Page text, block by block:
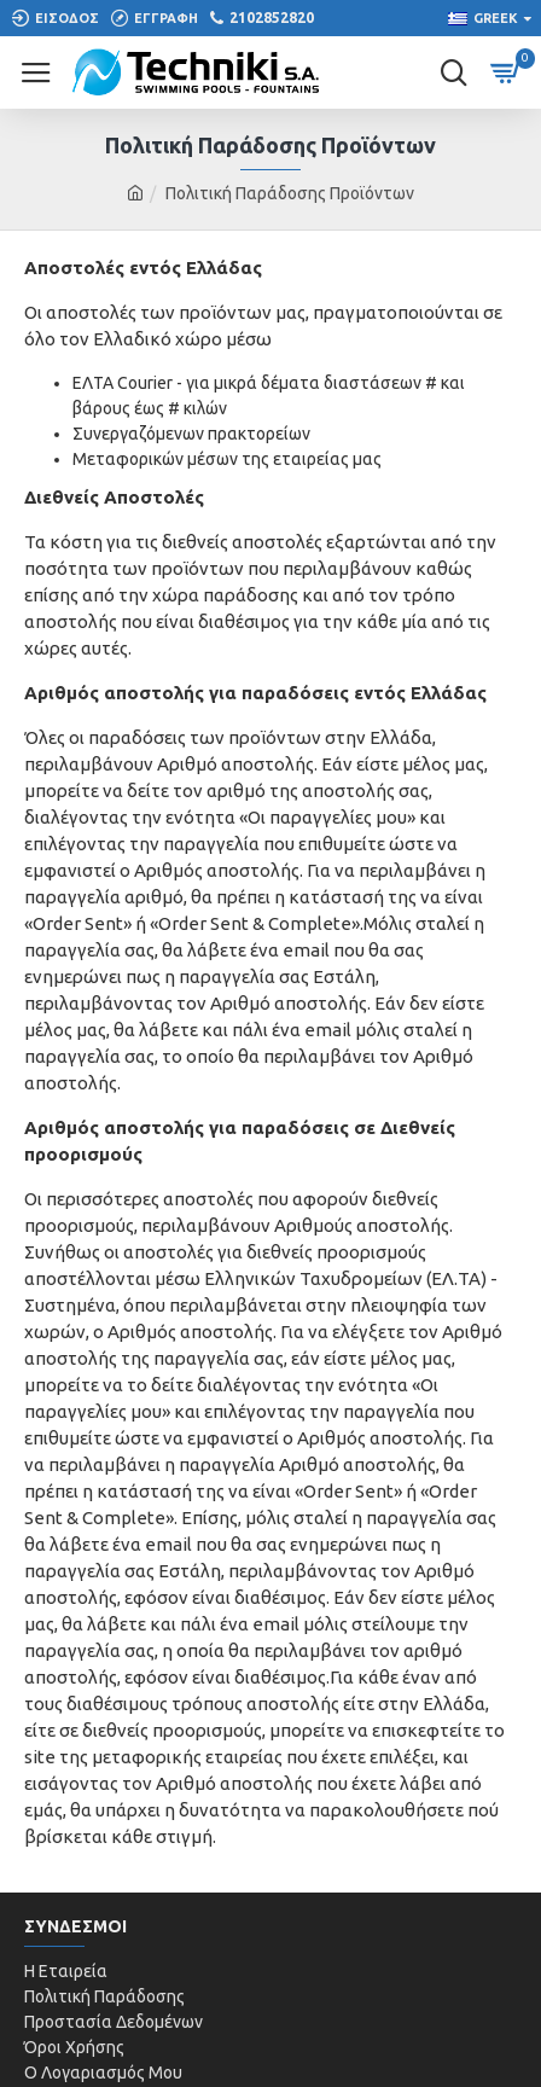
ΕΙΣΟΔΟΣ ΕΓΓΡΑΦΗ 2102852820 GREEK
0
Πολιτική Παράδοσης Προϊόντων
Πολιτική Παράδοσης Προϊόντων
Αποστολές εντός Ελλάδας
Οι αποστολές των προϊόντων μας, πραγματοποιούνται σε
όλο τον Ελλαδικό χώρο μέσω
ΕΛΤΑ Courier - για μικρά δέματα διαστάσεων # και
βάρους έως # κιλών
Συνεργαζόμενων πρακτορείων
Μεταφορικών μέσων της εταιρείας μας
Διεθνείς Αποστολές
Τα κόστη για τις διεθνείς αποστολές εξαρτώνται από την
ποσότητα των προϊόντων που περιλαμβάνουν καθώς
επίσης από την χώρα παράδοσης και από τον τρόπο
αποστολής που είναι διαθέσιμος για την κάθε μία από τις
χώρες αυτές.
Αριθμός αποστολής για παραδόσεις εντός Ελλάδας
Όλες οι παραδόσεις των προϊόντων στην Ελλάδα,
περιλαμβάνουν Αριθμό αποστολής. Εάν είστε μέλος μας,
μπορείτε να δείτε τον αριθμό της αποστολής σας,
διαλέγοντας την ενότητα «Οι παραγγελίες μου» και
επιλέγοντας την παραγγελία που επιθυμείτε ώστε να
εμφανιστεί ο Αριθμός αποστολής. Για να περιλαμβάνει η
παραγγελία αριθμό, θα πρέπει η κατάστασή της να είναι
«Order Sent» ή «Order Sent & Complete».Μόλις σταλεί η
παραγγελία σας, θα λάβετε ένα email που θα σας
ενημερώνει πως η παραγγελία σας Εστάλη,
περιλαμβάνοντας τον Αριθμό αποστολής. Εάν δεν είστε
μέλος μας, θα λάβετε και πάλι ένα email μόλις σταλεί η
παραγγελία σας, το οποίο θα περιλαμβάνει τον Αριθμό
αποστολής.
Αριθμός αποστολής για παραδόσεις σε Διεθνείς
προορισμούς
Οι περισσότερες αποστολές που αφορούν διεθνείς
προορισμούς, περιλαμβάνουν Αριθμούς αποστολής.
Συνήθως οι αποστολές για διεθνείς προορισμούς
αποστέλλονται μέσω Ελληνικών Ταχυδρομείων (ΕΛ.ΤΑ) -
Συστημένα, όπου περιλαμβάνεται στην πλειοψηφία των
χωρών, ο Αριθμός αποστολής. Για να ελέγξετε τον Αριθμό
αποστολής της παραγγελία σας, εάν είστε μέλος μας,
μπορείτε να το δείτε διαλέγοντας την ενότητα «Οι
παραγγελίες μου» και επιλέγοντας την παραγγελία που
επιθυμείτε ώστε να εμφανιστεί ο Αριθμός αποστολής. Για
να περιλαμβάνει η παραγγελία Αριθμό αποστολής, θα
πρέπει η κατάστασή της να είναι «Order Sent» ή «Order
Sent & Complete». Επίσης, μόλις σταλεί η παραγγελία σας
θα λάβετε ένα email που θα σας ενημερώνει πως η
παραγγελία σας Εστάλη, περιλαμβάνοντας τον Αριθμό
αποστολής, εφόσον είναι διαθέσιμος. Εάν δεν είστε μέλος
μας, θα λάβετε και πάλι ένα email μόλις στείλουμε την
παραγγελία σας, η οποία θα περιλαμβάνει τον αριθμό
αποστολής, εφόσον είναι διαθέσιμος.Για κάθε έναν από
τους διαθέσιμους τρόπους αποστολής είτε στην Ελλάδα,
είτε σε διεθνείς προορισμούς, μπορείτε να επισκεφτείτε το
site της μεταφορικής εταιρείας που έχετε επιλέξει, και
εισάγοντας τον Αριθμό αποστολής που έχετε λάβει από
εμάς, θα υπάρχει η δυνατότητα να παρακολουθήσετε πού
βρίσκεται κάθε στιγμή.
ΣΥΝΔΕΣΜΟΙ
Η Εταιρεία
Πολιτική Παράδοσης
Προστασία Δεδομένων
Όροι Χρήσης
Ο Λογαριασμός Μου